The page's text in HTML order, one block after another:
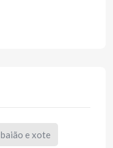
baião e xote